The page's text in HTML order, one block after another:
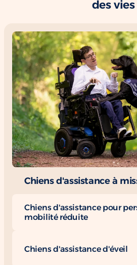
des vies
Chiens d'assistance à
Chiens d'assistance pour
mobilité réduite
Chiens d'assistance d'éveil